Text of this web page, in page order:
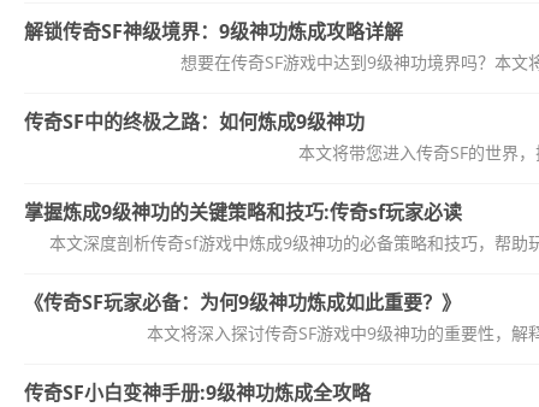
解锁传奇SF神级境界：9级神功炼成攻略详解
想要在传奇SF游戏中达到9级神功境界吗？本
传奇SF中的终极之路：如何炼成9级神功
本文将带您进入传奇SF的世界
掌握炼成9级神功的关键策略和技巧:传奇sf玩家必读
本文深度剖析传奇sf游戏中炼成9级神功的必备策略和技巧，帮
《传奇SF玩家必备：为何9级神功炼成如此重要？》
本文将深入探讨传奇SF游戏中9级神功的重要性，
传奇SF小白变神手册:9级神功炼成全攻略